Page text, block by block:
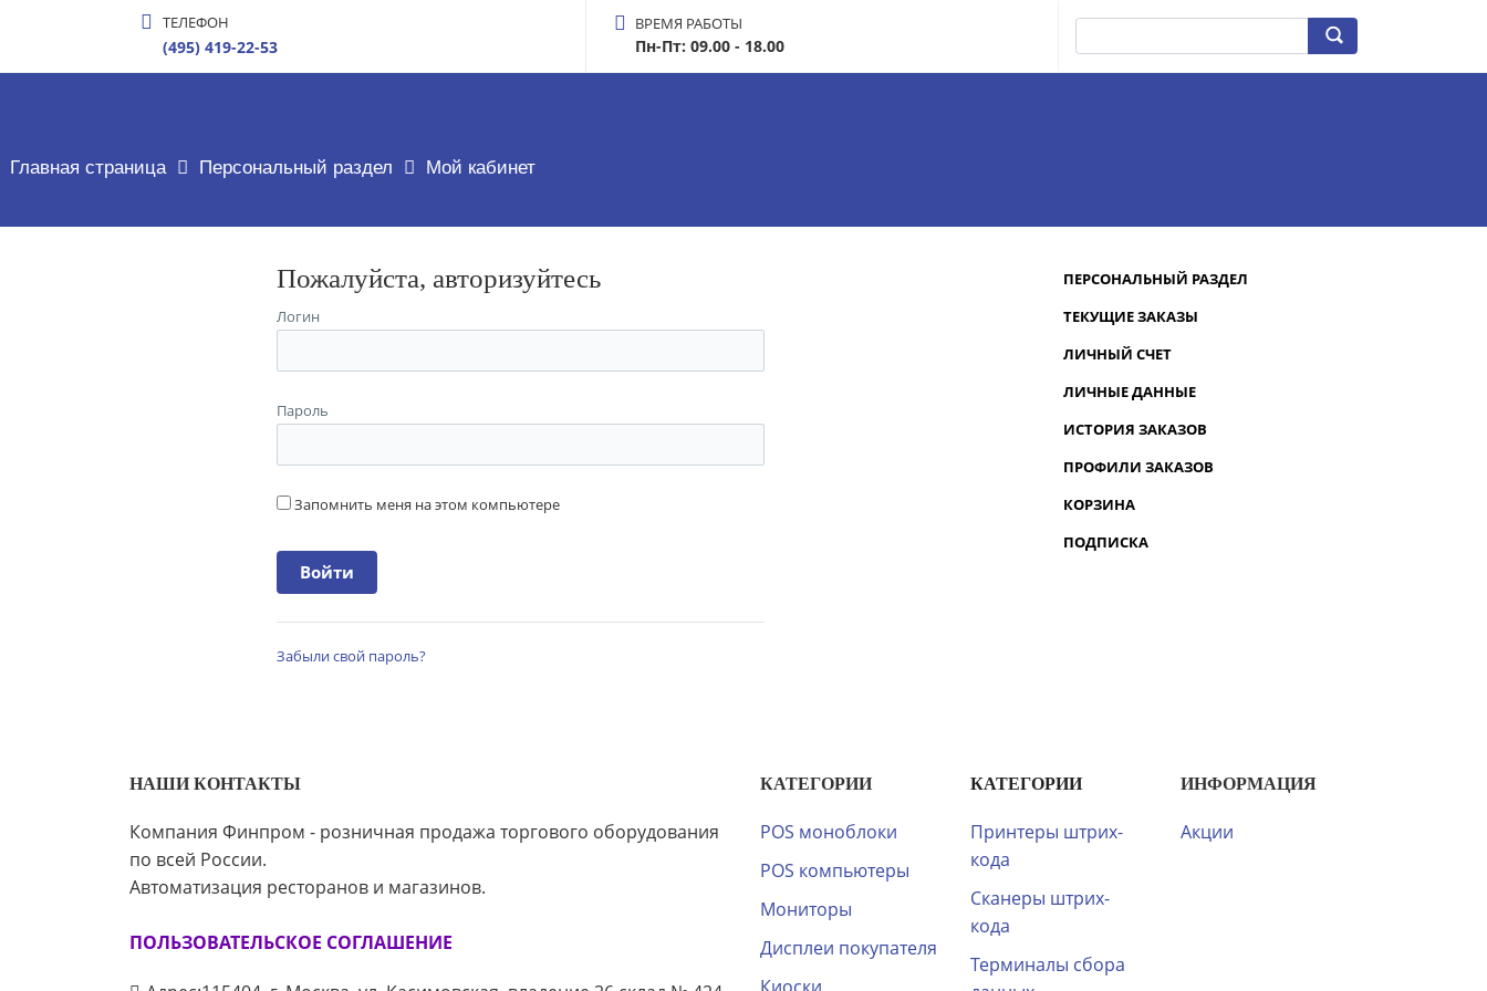
ТЕЛЕФОН
(495) 419-22-53
ВРЕМЯ РАБОТЫ
Пн-Пт: 09.00 - 18.00
Главная страница Персональный раздел Мой кабинет
ПЕРСОНАЛЬНЫЙ РАЗДЕЛ
ТЕКУЩИЕ ЗАКАЗЫ
ЛИЧНЫЙ СЧЕТ
ЛИЧНЫЕ ДАННЫЕ
ИСТОРИЯ ЗАКАЗОВ
ПРОФИЛИ ЗАКАЗОВ
КОРЗИНА
ПОДПИСКА
Пожалуйста, авторизуйтесь
Логин
Пароль
Запомнить меня на этом компьютере
Забыли свой пароль?
НАШИ КОНТАКТЫ
Компания Финпром - розничная продажа торгового оборудования
по всей России.
Автоматизация ресторанов и магазинов.
ПОЛЬЗОВАТЕЛЬСКОЕ СОГЛАШЕНИЕ
КАТЕГОРИИ
POS моноблоки
POS компьютеры
Мониторы
Дисплеи покупателя
КАТЕГОРИИ
Принтеры штрих-
кода
Сканеры штрих-
кода
Терминалы сбора
ИНФОРМАЦИЯ
Акции